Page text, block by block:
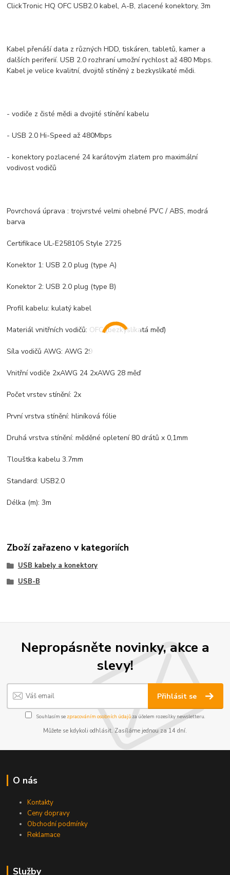
ClickTronic HQ OFC USB2.0 kabel, A-B, zlacené konektory, 3m
Kabel přenáší data z různých HDD, tiskáren, tabletů, kamer a
dalších periferií. USB 2.0 rozhraní umožní rychlost až 480 Mbps.
Kabel je velice kvalitní, dvojitě stíněný z bezkyslíkaté mědi.
- vodiče z čisté mědi a dvojité stínění kabelu
- USB 2.0 Hi-Speed až 480Mbps
- konektory pozlacené 24 karátovým zlatem pro maximální
vodivost vodičů
Povrchová úprava : trojvrstvé velmi ohebné PVC / ABS, modrá
barva
Certifikace UL-E258105 Style 2725
Konektor 1: USB 2.0 plug (type A)
Konektor 2: USB 2.0 plug (type B)
Profil kabelu: kulatý kabel
Materiál vnitřních vodičů: OFC (bezkyslíkatá měď)
Síla vodičů AWG: AWG 29
Vnitřní vodiče 2xAWG 24 2xAWG 28 měď
Počet vrstev stínění: 2x
První vrstva stínění: hliníková fólie
Druhá vrstva stínění: měděné opletení 80 drátů x 0,1mm
Tlouštka kabelu 3.7mm
Standard: USB2.0
Délka (m): 3m
Zboží zařazeno v kategoriích
USB kabely a konektory
USB-B
Nepropásněte novinky, akce a
slevy!
Přihlásit se
Souhlasím se zpracováním osobních údajůza účelem rozesílky newsletteru.
Můžete se kdykoli odhlásit. Zasíláme jednou za 14 dní.
O nás
Kontakty
Ceny dopravy
Obchodní podmínky
Reklamace
Služby